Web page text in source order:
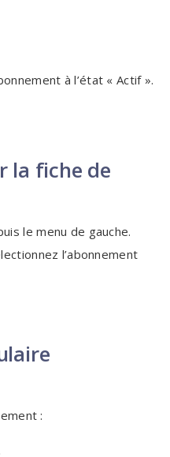
à l’état « Actif ».
la fiche de
le menu de gauche.
l’abonnement
: